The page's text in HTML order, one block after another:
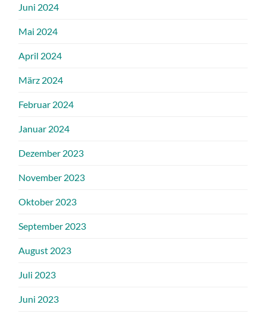
Juni 2024
Mai 2024
April 2024
März 2024
Februar 2024
Januar 2024
Dezember 2023
November 2023
Oktober 2023
September 2023
August 2023
Juli 2023
Juni 2023